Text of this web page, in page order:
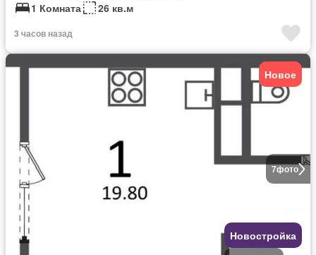
1 Комната
26 кв.м
3 часов назад
7фото
Новое
Новостройка